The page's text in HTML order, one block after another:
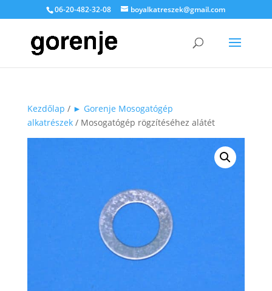
06-20-482-32-08 boyalkatreszek@gmail.com
Kezdőlap / ► Gorenje Mosogatógép
alkatrészek/ Mosogatógép rögzítéséhez alátét